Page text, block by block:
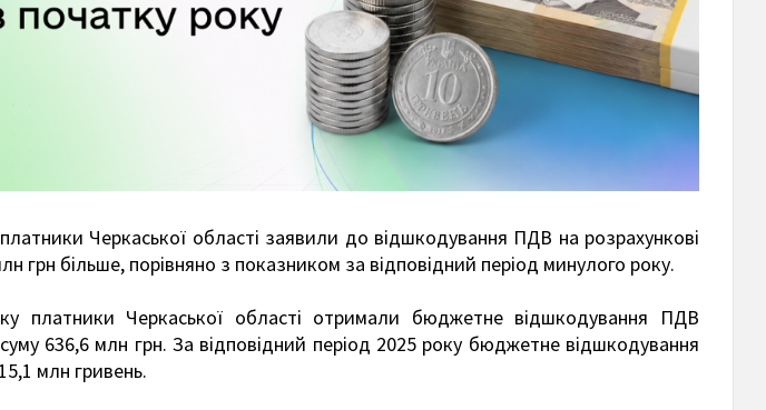
Черкаської області заявили до відшкодування ПДВ на розрахункові
грн більше, порівняно з показником за відповідний період минулого року.
платники Черкаської області отримали бюджетне відшкодування ПДВ
636,6 млн грн. За відповідний період 2025 року бюджетне відшкодування
млн гривень.